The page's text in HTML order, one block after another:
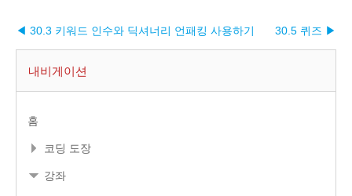
◀ 30.3 키워드 인수와 딕셔너리 언패킹 사용하기 30.5 퀴즈 ▶︎
내비게이션
홈
코딩 도장
강좌